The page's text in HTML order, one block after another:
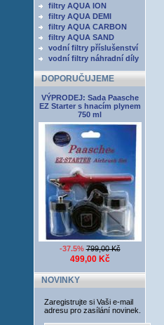
filtry AQUA ION
filtry AQUA DEMI
filtry AQUA CARBON
filtry AQUA SAND
vodní filtry příslušenství
vodní filtry náhradní díly
DOPORUČUJEME
VÝPRODEJ: Sada Paasche
EZ Starter s hnacím plynem
750 ml
-37.5%799,00 Kč
499,00 Kč
NOVINKY
Zaregistrujte si Vaši e-mail
adresu pro zasílání novinek.